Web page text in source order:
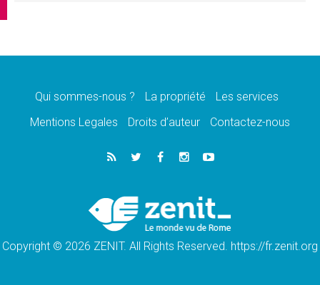
07.08.2026
07.08.2026
de l'Assomption et mémoire nationale
«La paix commence par l'empathie» estime
le cardinal Parolin
En Colombie, «la paix ne s'achète pas avec
une signature»
Qui sommes-nous ? La propriété
Les services
Mentions Legales
Droits d’auteur Contactez-nous
Copyright © 2026 ZENIT. All Rights Reserved. https://fr.zenit.org